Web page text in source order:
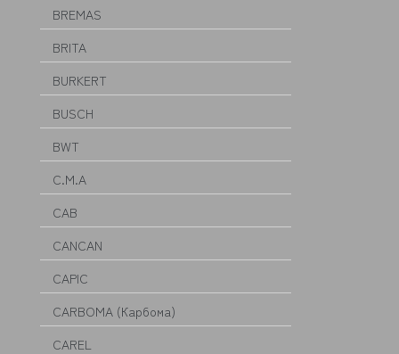
BREMAS
BRITA
BURKERT
BUSCH
BWT
C.M.A
CAB
CANCAN
CAPIC
CARBOMA (Карбома)
CAREL